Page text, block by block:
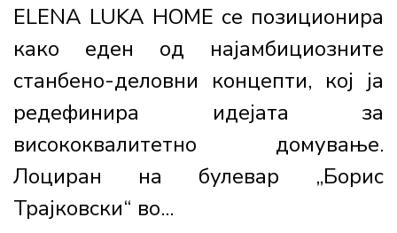
ELENA LUKA HOME се позиционира
како еден од најамбициозните
станбено-деловни концепти, кој ја
редефинира идејата за
висококвалитетно домување.
Лоциран на булевар „Борис
Трајковски“ во...